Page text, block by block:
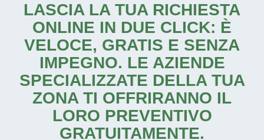
LASCIA LA TUA RICHIESTA
ONLINE IN DUE CLICK: È
VELOCE, GRATIS E SENZA
IMPEGNO. LE AZIENDE
SPECIALIZZATE DELLA TUA
ZONA TI OFFRIRANNO IL
LORO PREVENTIVO
GRATUITAMENTE.